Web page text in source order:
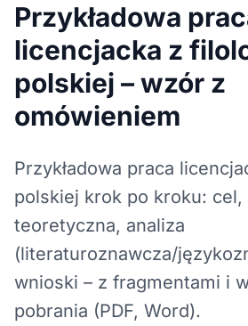
Przykładowa
licencjacka z
polskiej – wzór z
omówieniem
Przykładowa praca
polskiej krok po kroku: cel,
teoretyczna, analiza
(literaturoznawcza/
wnioski – z fragmentami i
pobrania (PDF, Word).